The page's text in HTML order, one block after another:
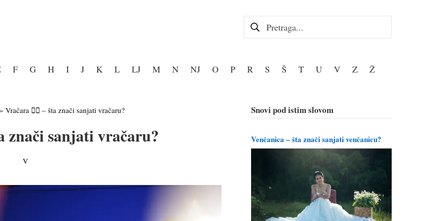
Pretraga za:
F G H I J K L LJ M N NJ O P R S Š T U V Z Ž
» Vračara 🧙‍♀️ – šta znači sanjati vračaru?
znači sanjati vračaru?
V
Snovi pod istim slovom
Venčanica – šta znači sanjati venčanicu?